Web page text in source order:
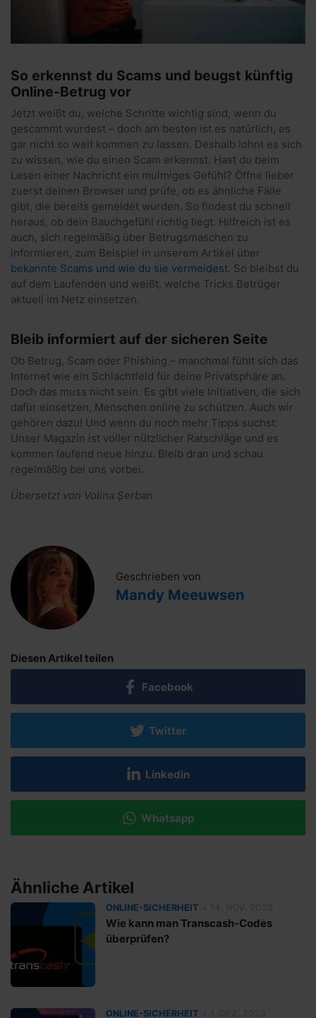
So erkennst du Scams und beugst künftig
Online-Betrug vor
Jetzt weißt du, welche Schritte wichtig sind, wenn du
gescammt wurdest – doch am besten ist es natürlich, es
gar nicht so weit kommen zu lassen. Deshalb lohnt es sich
zu wissen, wie du einen Scam erkennst. Hast du beim
Lesen einer Nachricht ein mulmiges Gefühl? Öffne lieber
zuerst deinen Browser und prüfe, ob es ähnliche Fälle
gibt, die bereits gemeldet wurden. So findest du schnell
heraus, ob dein Bauchgefühl richtig liegt. Hilfreich ist es
auch, sich regelmäßig über Betrugsmaschen zu
informieren, zum Beispiel in unserem Artikel über
bekannte Scams und wie du sie vermeidest . So bleibst du
auf dem Laufenden und weißt, welche Tricks Betrüger
aktuell im Netz einsetzen.
Bleib informiert auf der sicheren Seite
Ob Betrug, Scam oder Phishing – manchmal fühlt sich das
Internet wie ein Schlachtfeld für deine Privatsphäre an.
Doch das muss nicht sein. Es gibt viele Initiativen, die sich
dafür einsetzen, Menschen online zu schützen. Auch wir
gehören dazu! Und wenn du noch mehr Tipps suchst:
Unser Magazin ist voller nützlicher Ratschläge und es
kommen laufend neue hinzu. Bleib dran und schau
regelmäßig bei uns vorbei.
Übersetzt von Volina Șerban
Geschrieben von
Mandy Meeuwsen
Diesen Artikel teilen
Facebook
Twitter
Linkedin
Whatsapp
Ähnliche Artikel
ONLINE-SICHERHEIT
Wie kann man Transcash-Codes
überprüfen?
ONLINE-SICHERHEIT